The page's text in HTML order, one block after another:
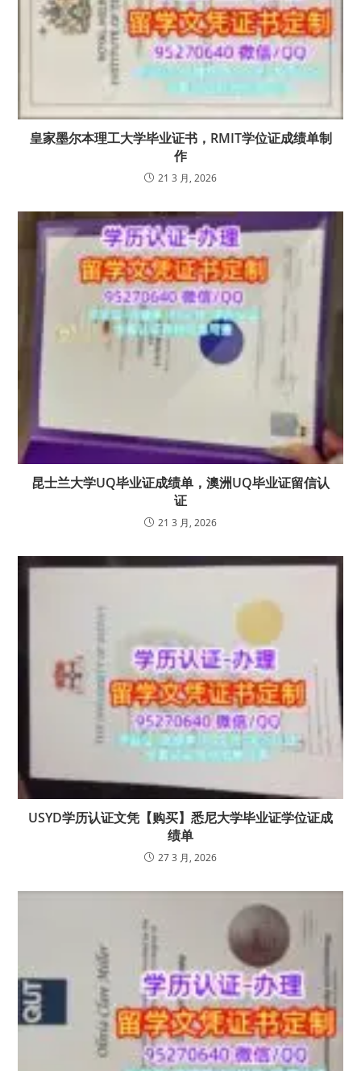
皇家墨尔本理工大学毕业证书，RMIT学位证成绩单制
作
21 3 月, 2026
昆士兰大学UQ毕业证成绩单，澳洲UQ毕业证留信认
证
21 3 月, 2026
USYD学历认证文凭【购买】悉尼大学毕业证学位证成
绩单
27 3 月, 2026